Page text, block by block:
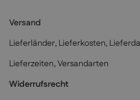
Versand
Lieferländer, Lieferkosten,
Lieferzeiten, Versandarten
Widerrufsrecht